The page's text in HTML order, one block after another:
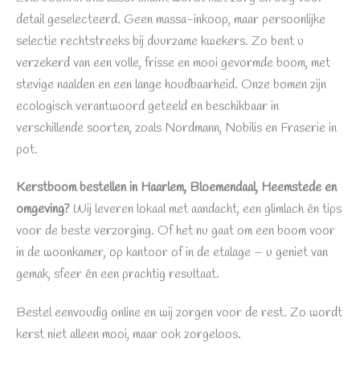
detail geselecteerd. Geen massa-inkoop, maar persoonlijke
selectie rechtstreeks bij duurzame kwekers. Zo bent u
verzekerd van een volle, frisse en mooi gevormde boom, met
stevige naalden en een lange houdbaarheid. Onze bomen zijn
ecologisch verantwoord geteeld en beschikbaar in
verschillende soorten, zoals Nordmann, Nobilis en Fraserie in
pot.
Kerstboom bestellen in Haarlem, Bloemendaal, Heemstede en
omgeving? Wij leveren lokaal met aandacht, een glimlach én tips
voor de beste verzorging. Of het nu gaat om een boom voor
in de woonkamer, op kantoor of in de etalage – u geniet van
gemak, sfeer én een prachtig resultaat.
Bestel eenvoudig online en wij zorgen voor de rest. Zo wordt
kerst niet alleen mooi, maar ook zorgeloos.